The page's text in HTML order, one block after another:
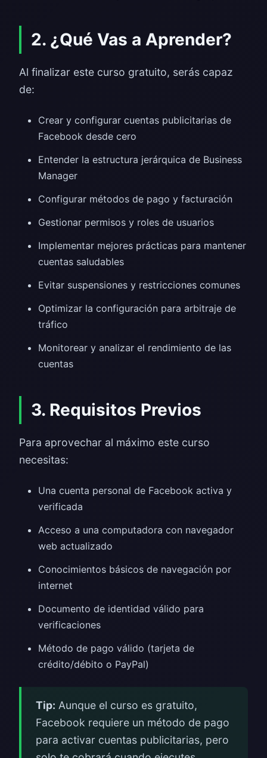
2. ¿Qué Vas a Aprender?
Al finalizar este curso gratuito, serás capaz
de:
Crear y configurar cuentas publicitarias de
Facebook desde cero
Entender la estructura jerárquica de Business
Manager
Configurar métodos de pago y facturación
Gestionar permisos y roles de usuarios
Implementar mejores prácticas para mantener
cuentas saludables
Evitar suspensiones y restricciones comunes
Optimizar la configuración para arbitraje de
tráfico
Monitorear y analizar el rendimiento de las
cuentas
3. Requisitos Previos
Para aprovechar al máximo este curso
necesitas:
Una cuenta personal de Facebook activa y
verificada
Acceso a una computadora con navegador
web actualizado
Conocimientos básicos de navegación por
internet
Documento de identidad válido para
verificaciones
Método de pago válido (tarjeta de
crédito/débito o PayPal)
Tip: Aunque el curso es gratuito,
Facebook requiere un método de pago
para activar cuentas publicitarias, pero